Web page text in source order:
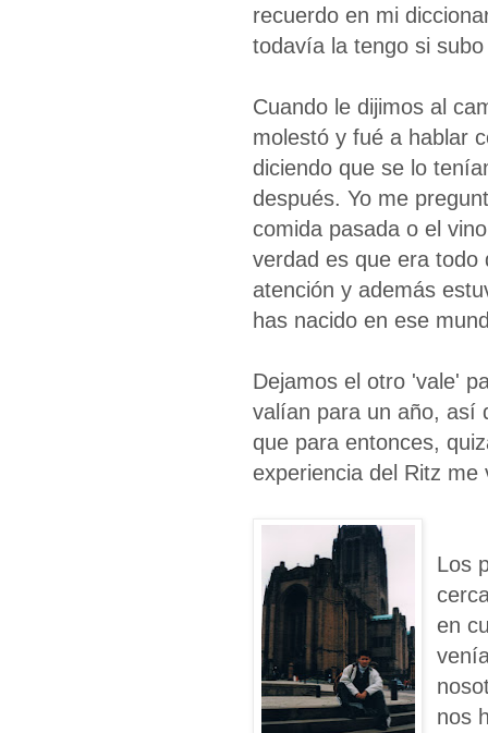
recuerdo en mi
todavía la tengo si
Cuando le dijimos al
molestó y fué a hablar
diciendo que se lo
después. Yo me
comida pasada o el
verdad es que era todo
atención y además
has nacido en ese
Dejamos el otro 'vale'
valían para un año, así
que para entonces,
experiencia del Ritz me
Los
en
nos